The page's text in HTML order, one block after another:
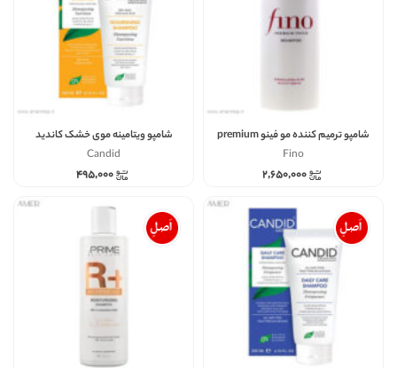
شامپو ترمیم کننده مو فینو premium
touch حجم 550Fino
۲,۶۵۰,۰۰۰
شامپو ویتامینه موی خشک کاندید
nourishing حجم 200
Candid
۴۹۵,۰۰۰